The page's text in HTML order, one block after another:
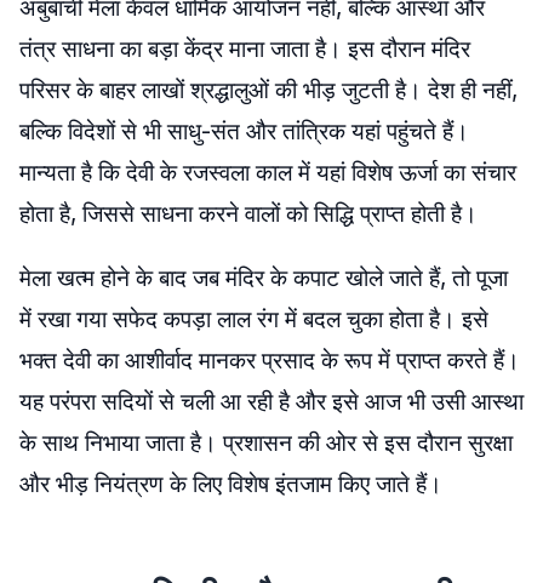
अंबुबाची मेला केवल धार्मिक आयोजन नहीं, बल्कि आस्था और
तंत्र साधना का बड़ा केंद्र माना जाता है। इस दौरान मंदिर
परिसर के बाहर लाखों श्रद्धालुओं की भीड़ जुटती है। देश ही नहीं,
बल्कि विदेशों से भी साधु-संत और तांत्रिक यहां पहुंचते हैं।
मान्यता है कि देवी के रजस्वला काल में यहां विशेष ऊर्जा का संचार
होता है, जिससे साधना करने वालों को सिद्धि प्राप्त होती है।
मेला खत्म होने के बाद जब मंदिर के कपाट खोले जाते हैं, तो पूजा
में रखा गया सफेद कपड़ा लाल रंग में बदल चुका होता है। इसे
भक्त देवी का आशीर्वाद मानकर प्रसाद के रूप में प्राप्त करते हैं।
यह परंपरा सदियों से चली आ रही है और इसे आज भी उसी आस्था
के साथ निभाया जाता है। प्रशासन की ओर से इस दौरान सुरक्षा
और भीड़ नियंत्रण के लिए विशेष इंतजाम किए जाते हैं।